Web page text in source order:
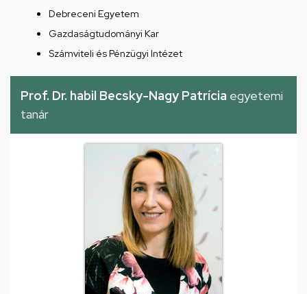
Debreceni Egyetem
Gazdaságtudományi Kar
Számviteli és Pénzügyi Intézet
Prof. Dr. habil Becsky-Nagy Patrícia egyetemi
tanár